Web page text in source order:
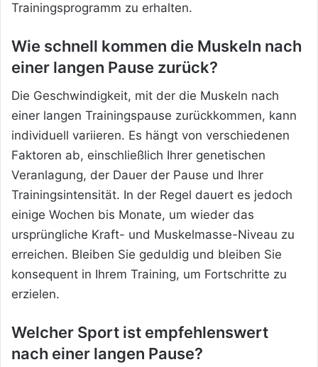
Trainingsprogramm zu erhalten.
Wie schnell kommen die Muskeln nach
einer langen Pause zurück?
Die Geschwindigkeit, mit der die Muskeln nach
einer langen Trainingspause zurückkommen, kann
individuell variieren. Es hängt von verschiedenen
Faktoren ab, einschließlich Ihrer genetischen
Veranlagung, der Dauer der Pause und Ihrer
Trainingsintensität. In der Regel dauert es jedoch
einige Wochen bis Monate, um wieder das
ursprüngliche Kraft- und Muskelmasse-Niveau zu
erreichen. Bleiben Sie geduldig und bleiben Sie
konsequent in Ihrem Training, um Fortschritte zu
erzielen.
Welcher Sport ist empfehlenswert
nach einer langen Pause?